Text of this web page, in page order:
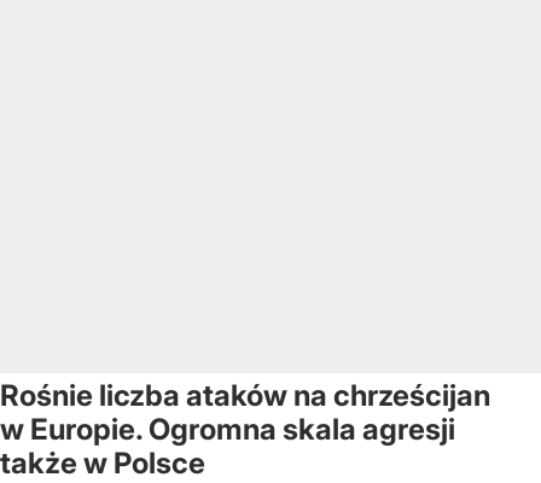
Rośnie liczba ataków na chrześcijan
w Europie. Ogromna skala agresji
także w Polsce